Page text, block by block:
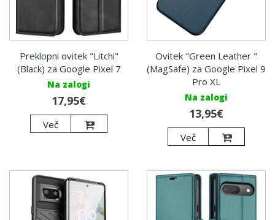
Preklopni ovitek "Litchi"
(Black) za Google Pixel 7
Na zalogi
17,95€
Več
Ovitek "Green Leather "
(MagSafe) za Google Pixel 9
Pro XL
Na zalogi
13,95€
Več